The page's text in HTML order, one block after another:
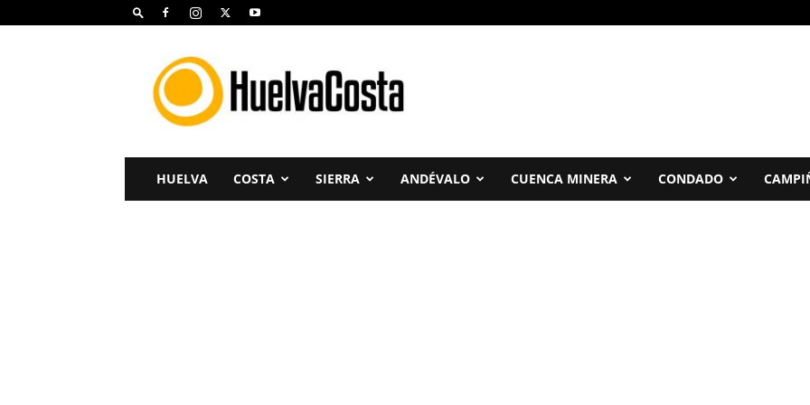
Huelva
Costa
HUELVA COSTA SIERRA ANDÉVALO CUENCA MINERA CONDADO